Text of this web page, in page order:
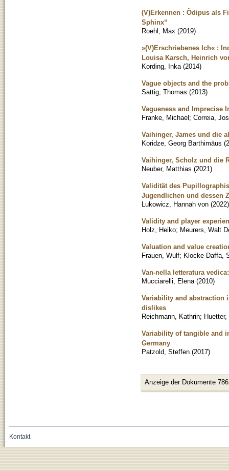
(V)Erkennen : Ödipus als
Sphinx“
Roehl, Max (2019)
»(V)Erschriebenes Ich« :
Louisa Karsch, Heinrich
Kording, Inka (2014)
Vague objects and the
Sattig, Thomas (2013)
Vagueness and Imprecise
Franke, Michael; Correia,
Vaihinger, James und die
Koridze, Georg Barthimäus (
Vaihinger, Scholz und die
Neuber, Matthias (2021)
Validität des
Jugendlichen und dessen
Lukowicz, Hannah von (2022)
Validity and player
Holz, Heiko; Meurers, Walt
Valuation and value
Frauen, Wulf; Klocke-Daffa,
Van-nella letteratura
Mucciarelli, Elena (2010)
Variability and abstraction
dislikes
Reichmann, Kathrin;
Variability of tangible and
Germany
Patzold, Steffen (2017)
Anzeige der Dokumente
Kontakt